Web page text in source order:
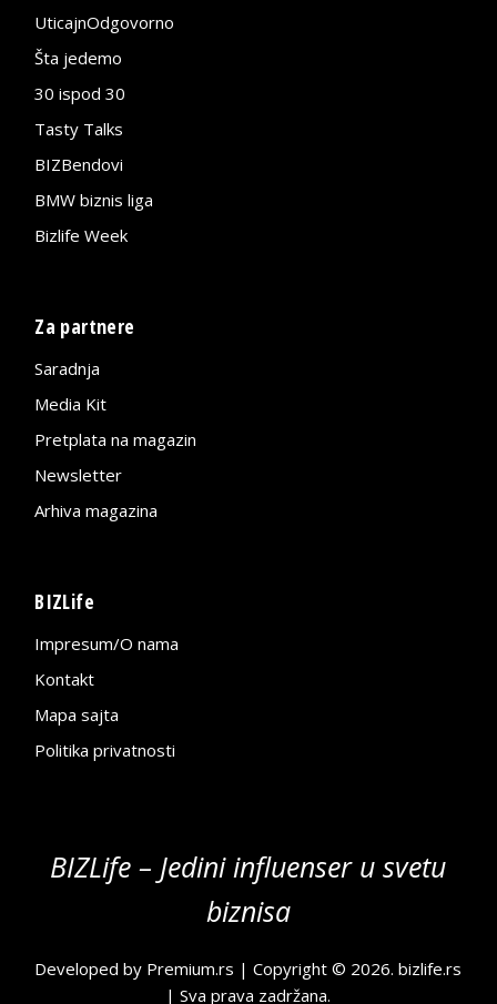
UticajnOdgovorno
Šta jedemo
30 ispod 30
Tasty Talks
BIZBendovi
BMW biznis liga
Bizlife Week
Za partnere
Saradnja
Media Kit
Pretplata na magazin
Newsletter
Arhiva magazina
BIZLife
Impresum/O nama
Kontakt
Mapa sajta
Politika privatnosti
BIZLife – Jedini influenser u svetu
biznisa
Developed by Premium.rs | Copyright © 2026.bizlife.rs
| Sva prava zadržana.